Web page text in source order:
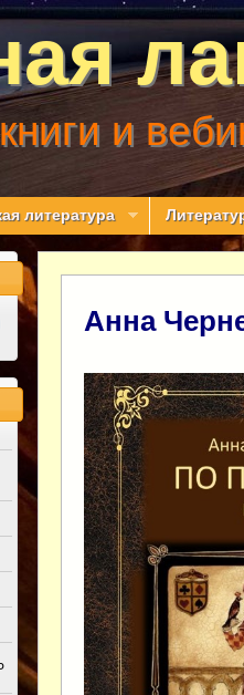
и
литература
Анна